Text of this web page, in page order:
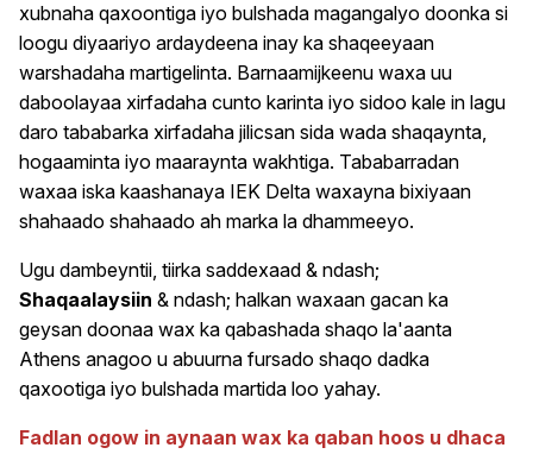
xubnaha qaxoontiga iyo bulshada magangalyo doonka si
loogu diyaariyo ardaydeena inay ka shaqeeyaan
warshadaha martigelinta. Barnaamijkeenu waxa uu
daboolayaa xirfadaha cunto karinta iyo sidoo kale in lagu
daro tababarka xirfadaha jilicsan sida wada shaqaynta,
hogaaminta iyo maaraynta wakhtiga. Tababarradan
waxaa iska kaashanaya IEK Delta waxayna bixiyaan
shahaado shahaado ah marka la dhammeeyo.
Ugu dambeyntii, tiirka saddexaad & ndash;
Shaqaalaysiin & ndash; halkan waxaan gacan ka
geysan doonaa wax ka qabashada shaqo la'aanta
Athens anagoo u abuurna fursado shaqo dadka
qaxootiga iyo bulshada martida loo yahay.
Fadlan ogow in aynaan wax ka qaban hoos u dhaca